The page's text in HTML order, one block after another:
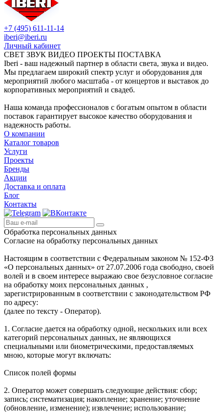
+7 (495) 611-11-14
iberi@iberi.ru
Личный кабинет
СВЕТ ЗВУК ВИДЕО ПРОЕКТЫ ПОСТАВКА
Iberi - ваш надежный партнер в области света, звука и видео.
Мы предлагаем широкий спектр услуг и оборудования для
мероприятий любого масштаба - от концертов и выставок до
корпоративных мероприятий и свадеб.
Наша команда профессионалов с богатым опытом в области
поставок гарантирует высокое качество оборудования и
надежность работы.
О компании
Каталог товаров
Услуги
Проекты
Бренды
Акции
Доставка и оплата
Блог
Контакты
Обработка персональных данных
Согласие на обработку персональных данных
Настоящим в соответствии с Федеральным законом № 152-ФЗ
«О персональных данных» от 27.07.2006 года свободно, своей
волей и в своем интересе выражаю свое безусловное согласие
на обработку моих персональных данных ,
зарегистрированным в соответствии с законодательством РФ
по адресу:
(далее по тексту - Оператор).
1. Согласие дается на обработку одной, нескольких или всех
категорий персональных данных, не являющихся
специальными или биометрическими, предоставляемых
мною, которые могут включать:
Список полей формы
2. Оператор может совершать следующие действия: сбор;
запись; систематизация; накопление; хранение; уточнение
(обновление, изменение); извлечение; использование;